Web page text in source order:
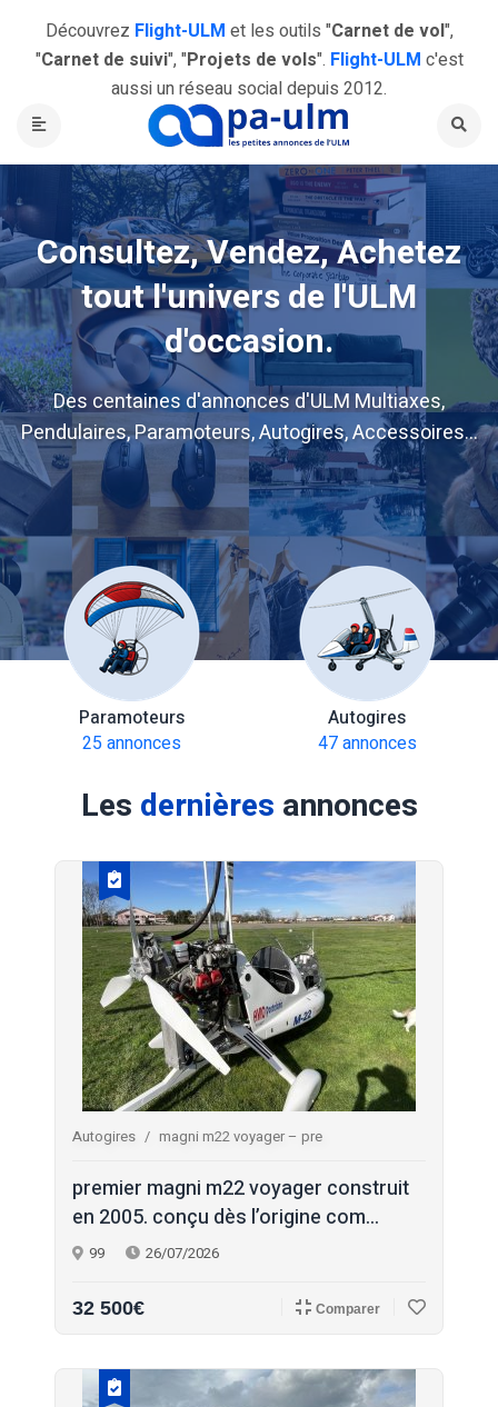
Découvrez Flight-ULM et les outils "Carnet de vol",
"Carnet de suivi", "Projets de vols". Flight-ULM c'est
aussi un réseau social depuis 2012.
Consultez, Vendez, Achetez
tout l'univers de l'ULM
d'occasion.
Des centaines d'annonces d'ULM Multiaxes,
Pendulaires, Paramoteurs, Autogires, Accessoires...
Paramoteurs
25 annonces
Autogires
47 annonces
Les dernières annonces
Autogires magni m22 voyager – pre
premier magni m22 voyager construit
en 2005. conçu dès l’origine com...
99 26/07/2026
32 500€ Comparer